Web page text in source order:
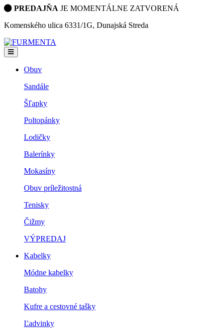
PREDAJŇA JE MOMENTÁLNE ZATVORENÁ
Komenského ulica 6331/1G, Dunajská Streda
Obuv
Sandále
Šľapky
Poltopánky
Lodičky
Balerínky
Mokasíny
Obuv príležitostná
Tenisky
Čižmy
VÝPREDAJ
Kabelky
Módne kabelky
Batohy
Kufre a cestovné tašky
Ľadvinky